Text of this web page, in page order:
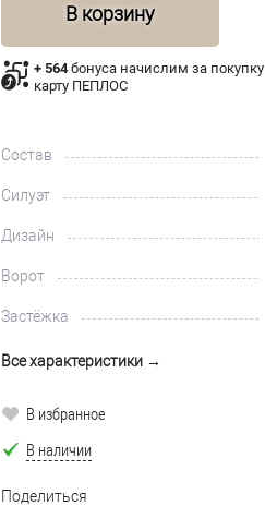
В корзину
+ 564бонуса начислим за
карту ПЕПЛОС
Состав
Силуэт
Дизайн
Ворот
Застёжка
Все характеристики →
В избранное
В наличии
Поделиться